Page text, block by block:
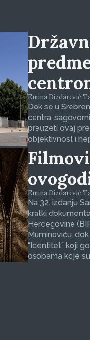
Emina Dizdarević
Dok se u
centra,
preuzeti ovaj
objektivnost i
Emina Dizdarević
Na 32. izdanju
kratki
Hercegovine
Muminoviću,
“Identitet” koji
osobama koje